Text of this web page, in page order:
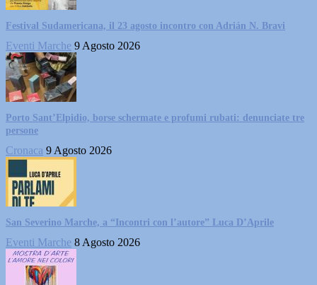
Festival Sudamericana, il 23 agosto incontro con Adrián N. Bravi
Eventi Marche 9 Agosto 2026
Porto Sant’Elpidio, borse schermate e profumi rubati: denunciate tre
persone
Cronaca 9 Agosto 2026
San Severino Marche, a “Incontri con l’autore” Luca D’Aprile
Eventi Marche 8 Agosto 2026